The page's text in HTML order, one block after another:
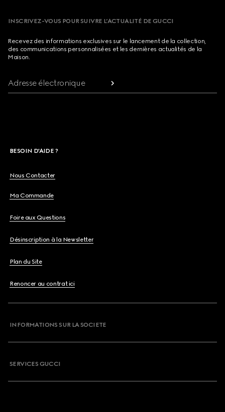
INSCRIVEZ-VOUS POUR SUIVRE L’ACTUALITÉ DE GUCCI
Recevez des informations exclusives sur le lancement de la collection,
des communications personnalisées et les dernières actualités de la
Maison.
Adresse électronique
BESOIN D'AIDE ?
Nous Contacter
Ma Commande
Foire aux Questions
Désinscription à la Newsletter
Plan du Site
Renoncer au contrat ici
INFORMATIONS SUR LA SOCIETE
SERVICES GUCCI